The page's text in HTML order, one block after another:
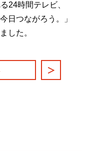
24時間テレビ、
日つながろう。」
した。
＞